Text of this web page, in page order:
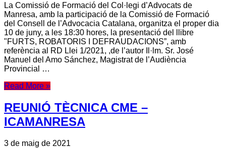
La Comissió de Formació del Col·legi d’Advocats de
Manresa, amb la participació de la Comissió de Formació
del Consell de l’Advocacia Catalana, organitza el proper dia
10 de juny, a les 18:30 hores, la presentació del llibre
"FURTS, ROBATORIS I DEFRAUDACIONS”, amb
referència al RD Llei 1/2021, ,de l’autor Il·lm. Sr. José
Manuel del Amo Sánchez, Magistrat de l’Audiència
Provincial …
Read More »
REUNIÓ TÈCNICA CME –
ICAMANRESA
3 de maig de 2021